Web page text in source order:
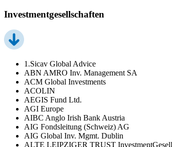
Investmentgesellschaften
1.Sicav Global Advice
ABN AMRO Inv. Management SA
ACM Global Investments
ACOLIN
AEGIS Fund Ltd.
AGI Europe
AIBC Anglo Irish Bank Austria
AIG Fondsleitung (Schweiz) AG
AIG Global Inv. Mgmt. Dublin
ALTE LEIPZIGER TRUST